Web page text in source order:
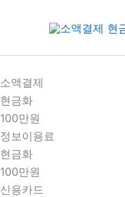
건
너
뛰
기
소액결제
현금화
100만원
정보이용료
현금화
100만원
신용카드